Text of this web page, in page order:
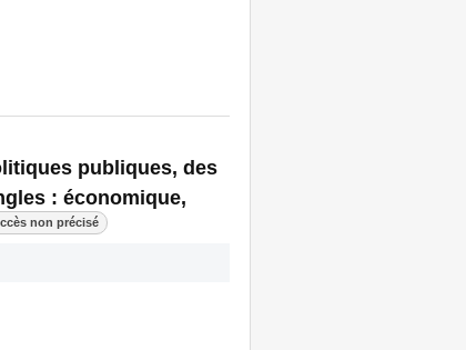
publiques, des
: économique,
non précisé